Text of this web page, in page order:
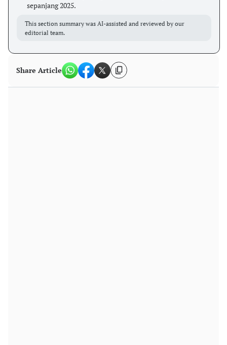
sepanjang 2025.
This section summary was AI-assisted and reviewed by our
editorial team.
Share Article